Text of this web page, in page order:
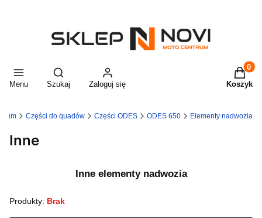
Menu
Otwórz wyszukiwarkę
Szukaj Zaloguj się Koszyk
Części do quadów Części ODES ODES 650 Elementy nadwozia
Inne
Inne elementy nadwozia
Produkty: Brak